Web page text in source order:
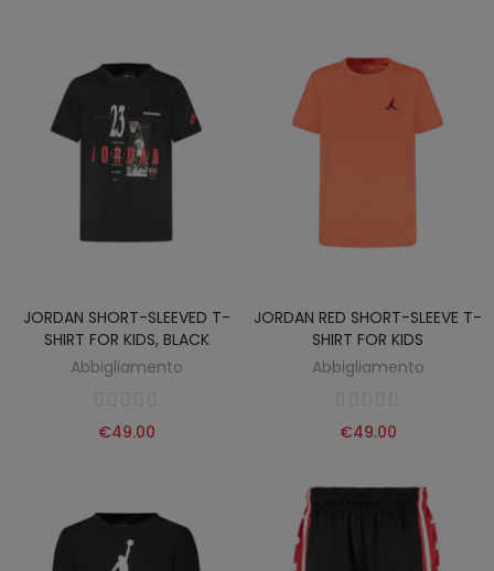
JORDAN SHORT-SLEEVED T-
SHIRT FOR KIDS, BLACK
Abbigliamento
€49.00
JORDAN RED SHORT-SLEEVE T-
SHIRT FOR KIDS
Abbigliamento
€49.00